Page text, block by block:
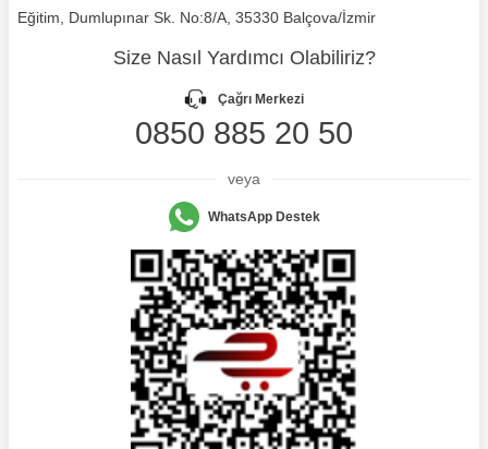
Eğitim, Dumlupınar Sk. No:8/A, 35330 Balçova/İzmir
Size Nasıl Yardımcı Olabiliriz?
Çağrı Merkezi
0850 885 20 50
veya
WhatsApp Destek